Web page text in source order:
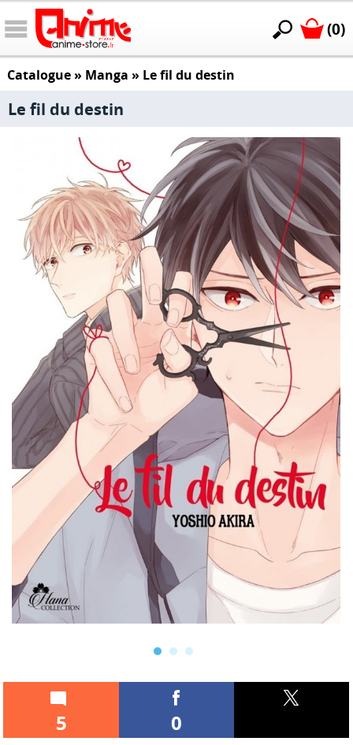
(0)
Catalogue» Manga » Le fil du destin
Le fil du destin
5
0